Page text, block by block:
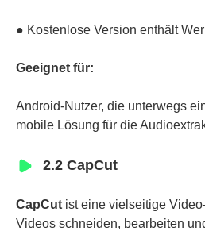
● Kostenlose Version enthält
Geeignet für:
Android-Nutzer, die unterwegs
mobile Lösung für die
2.2 CapCut
CapCut ist eine vielseitige
Videos schneiden, bearbeiten